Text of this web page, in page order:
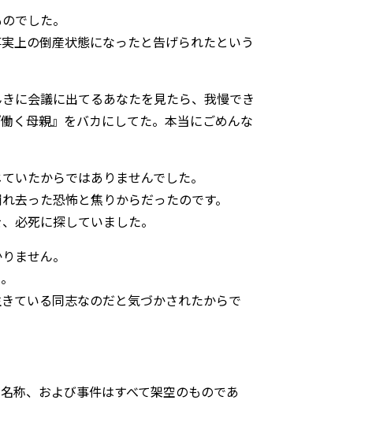
でした。
上の倒産状態になったと告げられたという
に会議に出てるあなたを見たら、我慢でき
母親』をバカにしてた。本当にごめんな
いたからではありませんでした。
去った恐怖と焦りからだったのです。
必死に探していました。
ません。
ている同志なのだと気づかされたからで
称、および事件はすべて架空のものであ